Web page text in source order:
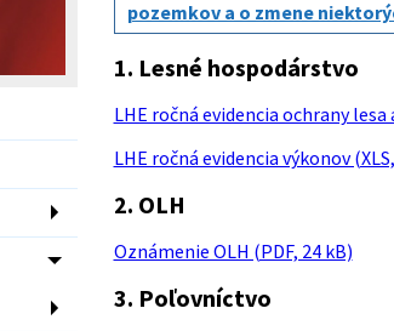
pozemkov a o zmene
1. Lesné hospodárstvo
LHE ročná evidencia ochrany
LHE ročná evidencia výkonov
2. OLH
Oznámenie OLH (PDF, 24 kB)
3. Poľovníctvo